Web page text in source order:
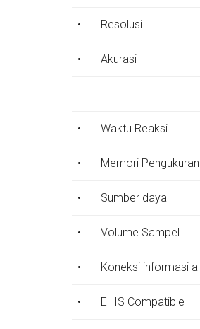
• Resolusi
• Akurasi
• Waktu Reaksi
• Memori Pengukuran
• Sumber daya
• Volume Sampel
• Koneksi informasi
• EHIS Compatible